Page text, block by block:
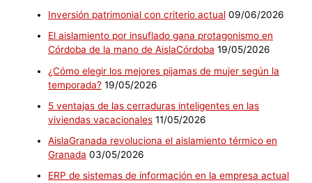
Inversión patrimonial con criterio actual 09/06/2026
El aislamiento por insuflado gana protagonismo en
Córdoba de la mano de AislaCórdoba 19/05/2026
¿Cómo elegir los mejores pijamas de mujer según la
temporada? 19/05/2026
5 ventajas de las cerraduras inteligentes en las
viviendas vacacionales 11/05/2026
AislaGranada revoluciona el aislamiento térmico en
Granada 03/05/2026
ERP de sistemas de información en la empresa actual